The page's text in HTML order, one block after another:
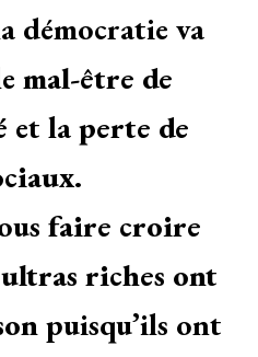
démocratie va
mal-être de
et laperte de
.
faire croire
ultras riches ont
puisqu’ils ont